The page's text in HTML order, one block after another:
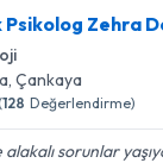
Psikolog Zehra
, Çankaya
(128 Değerlendirme)
sorunlar